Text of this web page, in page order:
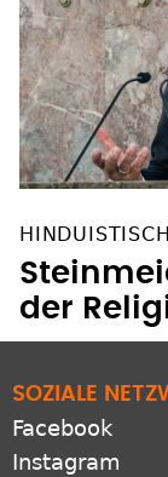
der
SOZIALE
Facebook
Instagram